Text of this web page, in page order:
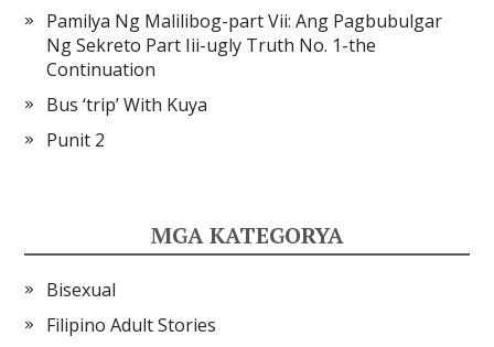
Pamilya Ng Malilibog-part Vii: Ang Pagbubulgar
Ng Sekreto Part Iii-ugly Truth No. 1-the
Continuation
Bus ‘trip’ With Kuya
Punit 2
MGA KATEGORYA
Bisexual
Filipino Adult Stories